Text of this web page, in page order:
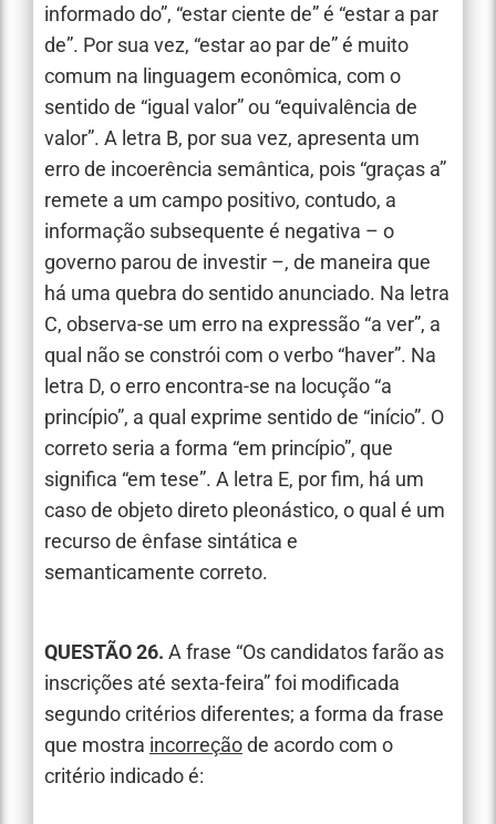
informado do”, “estar ciente de” é “estar a par
de”. Por sua vez, “estar ao par de” é muito
comum na linguagem econômica, com o
sentido de “igual valor” ou “equivalência de
valor”. A letra B, por sua vez, apresenta um
erro de incoerência semântica, pois “graças a”
remete a um campo positivo, contudo, a
informação subsequente é negativa – o
governo parou de investir –, de maneira que
há uma quebra do sentido anunciado. Na letra
C, observa-se um erro na expressão “a ver”, a
qual não se constrói com o verbo “haver”. Na
letra D, o erro encontra-se na locução “a
princípio”, a qual exprime sentido de “início”. O
correto seria a forma “em princípio”, que
significa “em tese”. A letra E, por fim, há um
caso de objeto direto pleonástico, o qual é um
recurso de ênfase sintática e
semanticamente correto.
QUESTÃO 26. A frase “Os candidatos farão as
inscrições até sexta-feira” foi modificada
segundo critérios diferentes; a forma da frase
que mostra incorreçãode acordo com o
critério indicado é: